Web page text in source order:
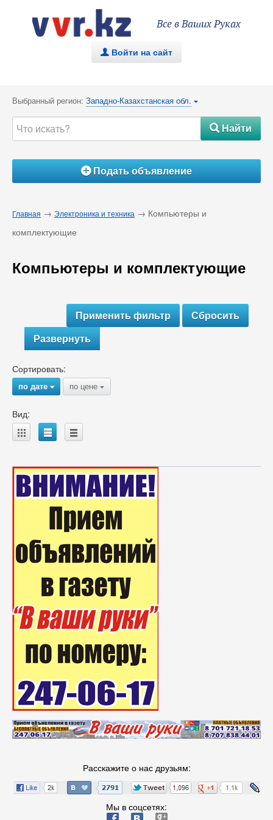
Все в Ваших Руках
. Войти на сайт
Выбранный регион: Западно-Казахстанская обл. {
#Найти
ÁПодать объявление
Главная → Электроника и техника → Компьютеры и
комплектующие
Компьютеры и комплектующие
Развернуть
Сортировать:
по дате{ по цене {
Вид:
A B C
Расскажите о нас друзьям:
Мы в соцсетях: